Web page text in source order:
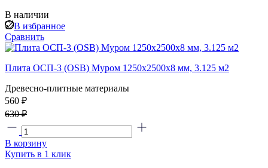
В наличии
В избранное
Сравнить
Плита ОСП-3 (OSB) Муром 1250x2500x8 мм, 3.125 м2
Древесно-плитные материалы
560 ₽
630 ₽
В корзину
Купить в 1 клик